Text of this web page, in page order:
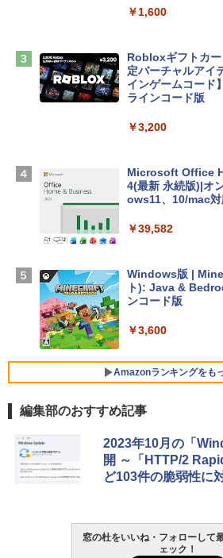
book Lenovo対応
Apple 2026
13インチノートブ
スプレイ、16GB
￥278,800
SSD インテル Core
￥129,800
Core i5/16GB/
VWK3E15W_AZ
￥139,880
￥1,600
Robloxギフトカ
定バーチャルアイ
インゲームコード
ラインコード版
￥3,200
Microsoft Office
4(最新 永続版)|オ
ows11、10/mac対
￥39,582
Windows版 |
ト): Java &
ンコード版
￥3,600
Amazonランキングをも
生成AIパスポート
￥1,766
1冊ですべて身に
bデザイン入門講
Amazon Kindle -
ない、大きな画面
続バッテリー、6
書籍リーダー、マ
￥16,980
編集部のおすすめ記事
2023年10月の「
開 ～「HTTP/2
ど103件の脆弱性に
窓の杜をいいね・フォローして
ェック！